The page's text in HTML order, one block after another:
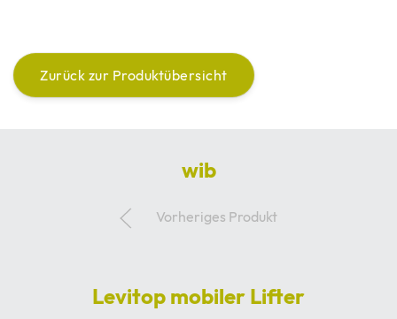
Zurück zur Produktübersicht
wib
Vorheriges Produkt
Levitop mobiler Lifter